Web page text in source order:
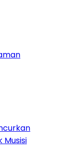
Musisi